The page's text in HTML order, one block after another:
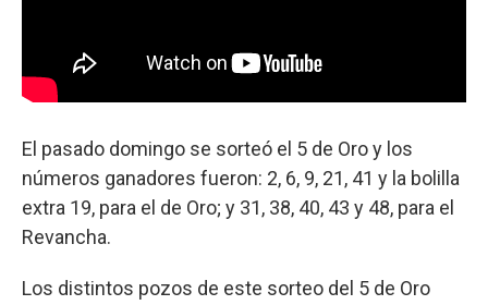
El pasado domingo se sorteó el 5 de Oro y los
números ganadores fueron: 2, 6, 9, 21, 41 y la bolilla
extra 19, para el de Oro; y 31, 38, 40, 43 y 48, para el
Revancha.
Los distintos pozos de este sorteo del 5 de Oro